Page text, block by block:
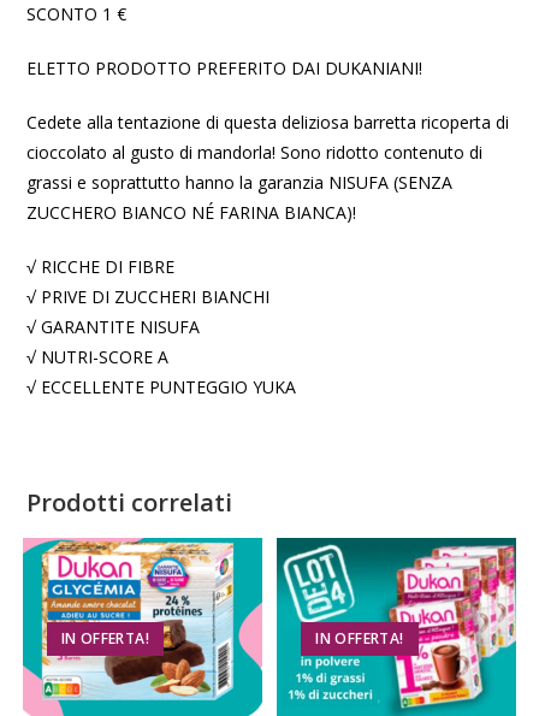
SCONTO 1 €
ELETTO PRODOTTO PREFERITO DAI DUKANIANI!
Cedete alla tentazione di questa deliziosa barretta ricoperta di
cioccolato al gusto di mandorla! Sono ridotto contenuto di
grassi e soprattutto hanno la garanzia NISUFA (SENZA
ZUCCHERO BIANCO NÉ FARINA BIANCA)!
√ RICCHE DI FIBRE
√ PRIVE DI ZUCCHERI BIANCHI
√ GARANTITE NISUFA
√ NUTRI-SCORE A
√ ECCELLENTE PUNTEGGIO YUKA
Prodotti correlati
IN OFFERTA! IN OFFERTA!